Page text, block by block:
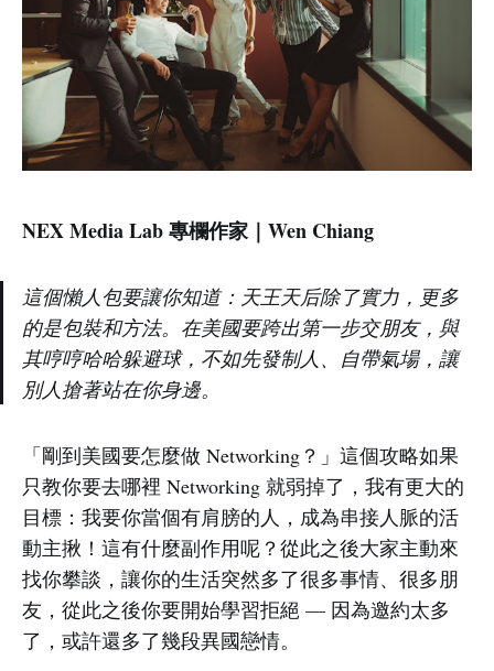
NEX Media Lab 專欄作家｜Wen Chiang
這個懶人包要讓你知道：天王天后除了實力，更多
的是包裝和方法。在美國要跨出第一步交朋友，與
其哼哼哈哈躲避球，不如先發制人、自帶氣場，讓
別人搶著站在你身邊。
「剛到美國要怎麼做 Networking？」這個攻略如果
只教你要去哪裡 Networking 就弱掉了，我有更大的
目標：我要你當個有肩膀的人，成為串接人脈的活
動主揪！這有什麼副作用呢？從此之後大家主動來
找你攀談，讓你的生活突然多了很多事情、很多朋
友，從此之後你要開始學習拒絕 — 因為邀約太多
了，或許還多了幾段異國戀情。